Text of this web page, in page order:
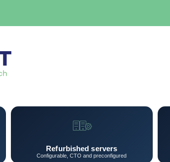
Refurbished servers
Configurable, CTO and preconfigured